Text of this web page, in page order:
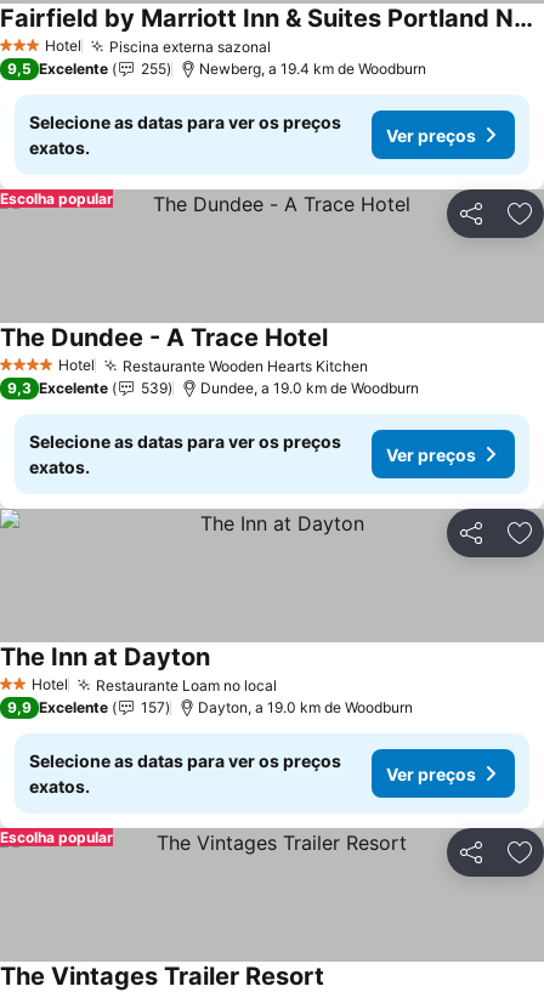
3 EstrelasHotel Piscina externa sazonal
Fairfield by Marriott Inn & Suites Portland Newberg
Ver preços
9,5 Excelente 255 Newberg, a 19.4 km de Woodburn
Selecione as datas para ver os preços
exatos.
Ver preços
Partilhar
Escolha popular
4 EstrelasHotel Restaurante Wooden Hearts Kitchen
The Dundee - A Trace HotelVer preços
9,3 Excelente 539 Dundee, a 19.0 km de Woodburn
Selecione as datas para ver os preços
exatos.
Ver preços
Partilhar
2 Estrelas
Hotel Restaurante Loam no local
The Inn at DaytonVer preços
9,9 Excelente 157 Dayton, a 19.0 km de Woodburn
Selecione as datas para ver os preços
exatos.
Ver preços
Partilhar
Escolha popular
The Vintages Trailer Resort